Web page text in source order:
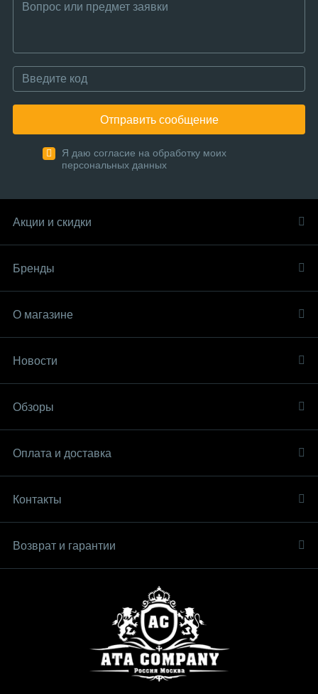
Отправить сообщение
Я даю согласие на обработку моих
персональных данных
Акции и скидки
Бренды
О магазине
Новости
Обзоры
Оплата и доставка
Контакты
Возврат и гарантии